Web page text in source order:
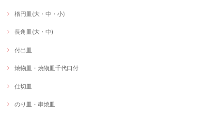
楕円皿(大・中・小)
長角皿(大・中)
付出皿
焼物皿・焼物皿千代口付
仕切皿
のり皿・串焼皿